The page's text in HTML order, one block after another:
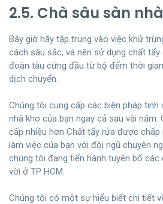
2.5. Chà sâu sàn nhà
Bây giờ hãy tập trung vào việc khử
cách sâu sắc; và nên sử dụng chất
đoàn tàu cứng đầu từ bộ đếm thời
dịch chuyển.
Chúng tôi cung cấp các biện pháp
nhà kho của bạn ngay cả sau vài năm.
cấp nhiều hơn Chất tẩy rửa được chấp
làm việc của bạn với đội ngũ chuyên
chúng tôi đang tiến hành tuyên bố các
vời ở TP HCM.
Chúng tôi có một sự hiểu biết chi tiết